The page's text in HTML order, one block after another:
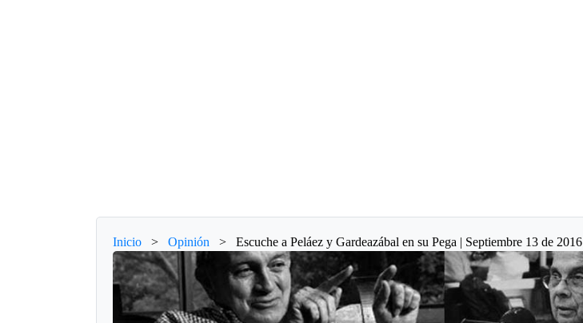
Inicio > Opinión > Escuche a Peláez y Gardeazábal en su Pega | Septiembre 13 de 2016